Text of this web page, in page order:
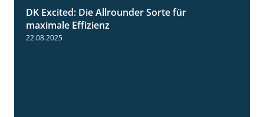
DK Excited: Die Allrounder Sorte für
maximale Effizienz
22.08.2025